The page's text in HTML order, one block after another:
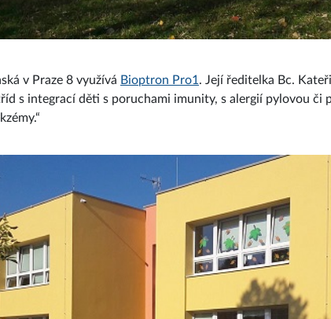
v Praze 8 využívá Bioptron Pro1 . Její ředitelka Bc.
s integrací děti s poruchami imunity, s alergií pylovou